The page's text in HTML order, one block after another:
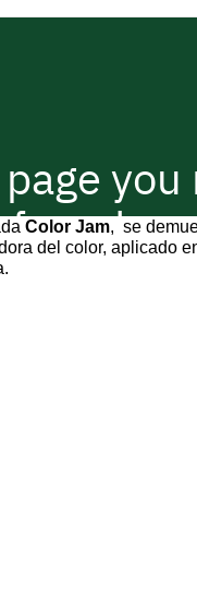
Color Jam, se
del color, aplicado